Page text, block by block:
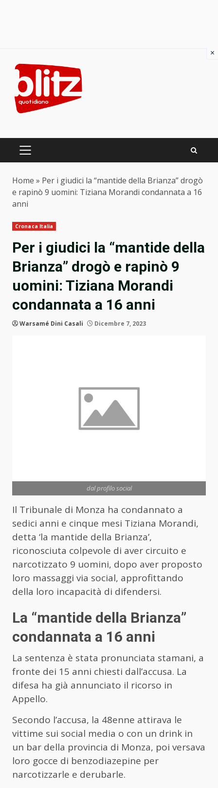
content
PRIMARY
Home » Per i giudici la “mantide della Brianza” drogò
e rapinò 9 uomini: Tiziana Morandi condannata a 16
anni
Cronaca Italia
Per i giudici la “mantide della
Brianza” drogò e rapinò 9
uomini: Tiziana Morandi
condannata a 16 anni
Warsamé Dini Casali Dicembre 7, 2023
dal profilo social
Il Tribunale di Monza ha condannato a
sedici anni e cinque mesi Tiziana Morandi,
detta ‘la mantide della Brianza’,
riconosciuta colpevole di aver circuito e
narcotizzato 9 uomini, dopo aver proposto
loro massaggi via social, approfittando
della loro incapacità di difendersi.
La “mantide della Brianza”
condannata a 16 anni
La sentenza è stata pronunciata stamani, a
fronte dei 15 anni chiesti dall’accusa. La
difesa ha già annunciato il ricorso in
Appello.
Secondo l’accusa, la 48enne attirava le
vittime sui social media o con un drink in
un bar della provincia di Monza, poi versava
loro gocce di benzodiazepine per
narcotizzarle e derubarle.
×